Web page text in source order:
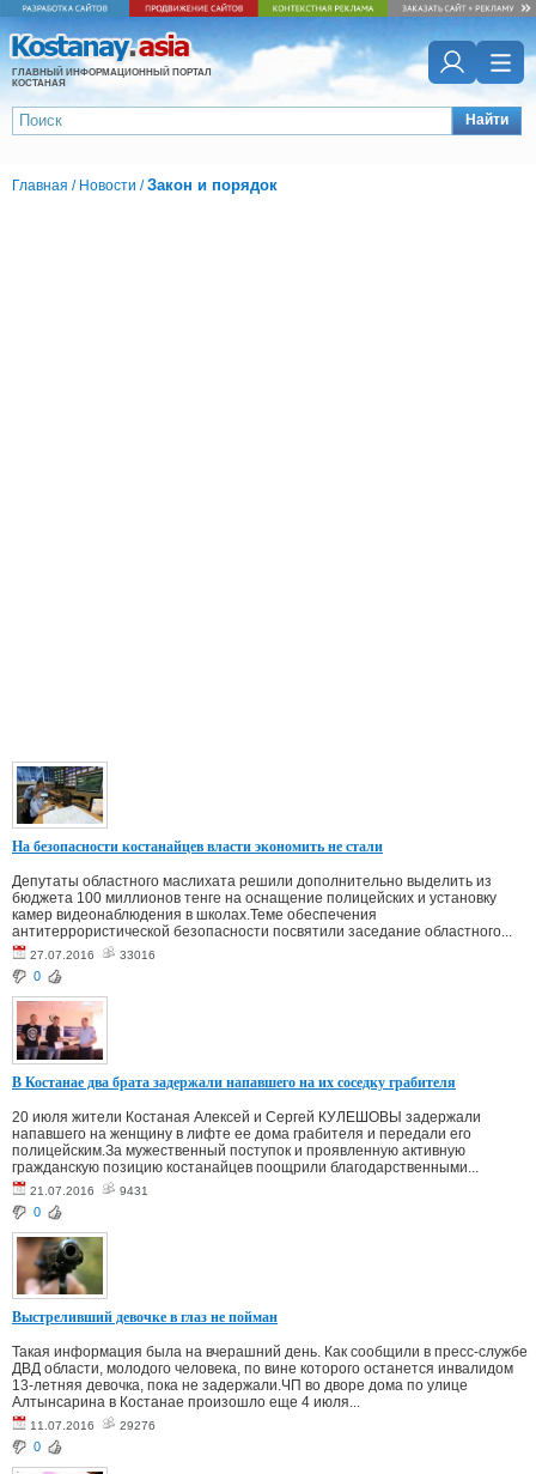
ГЛАВНЫЙ ИНФОРМАЦИОННЫЙ ПОРТАЛ
КОСТАНАЯ
Найти
Главная / Новости /Закон и порядок
На безопасности костанайцев власти экономить не стали
Депутаты областного маслихата решили дополнительно выделить из
бюджета 100 миллионов тенге на оснащение полицейских и установку
камер видеонаблюдения в школах.Теме обеспечения
антитеррористической безопасности посвятили заседание областного...
27.07.2016 33016
0
В Костанае два брата задержали напавшего на их соседку грабителя
20 июля жители Костаная Алексей и Сергей КУЛЕШОВЫ задержали
напавшего на женщину в лифте ее дома грабителя и передали его
полицейским.За мужественный поступок и проявленную активную
гражданскую позицию костанайцев поощрили благодарственными...
21.07.2016 9431
0
Выстреливший девочке в глаз не пойман
Такая информация была на вчерашний день. Как сообщили в пресс-службе
ДВД области, молодого человека, по вине которого останется инвалидом
13-летняя девочка, пока не задержали.ЧП во дворе дома по улице
Алтынсарина в Костанае произошло еще 4 июля...
11.07.2016 29276
0